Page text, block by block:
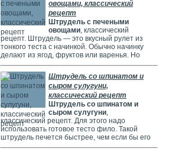
вкусным. Можно добавить в начинку
клубнику, яблоки или грушу. Если
используете ягоды, посыпьте их ложкой
муки.
овощами, классический
рецепт
Штрудель с печеными
овощами, классический
рецепт. Штрудель — это вкусный рулет из
тонкого теста с начинкой. Обычно начинку
делают из ягод, фруктов или варенья. Но
можно использовать и солёные начинки с
грибами, сыром, мясом или овощами. В этом
рецепте начинка готовится из печёных
овощей: цуккини, сладкого перца, зелени и
помидоров. В зависимости от времени года,
в начинку можно добавить баклажаны, сыр,
картофель, морковь или даже свёклу. Если
не хочется возиться с тестом, можно взять
готовое слоёное тесто или тесто фило.
Штрудель со шпинатом и
сыром сулугуни,
классический рецепт
Штрудель со шпинатом и
сыром сулугуни,
классический рецепт. Для этого надо
использовать готовое тесто фило. Такой
штрудель печется быстрее, чем если бы его
делали из обычного теста. Чтобы корочка